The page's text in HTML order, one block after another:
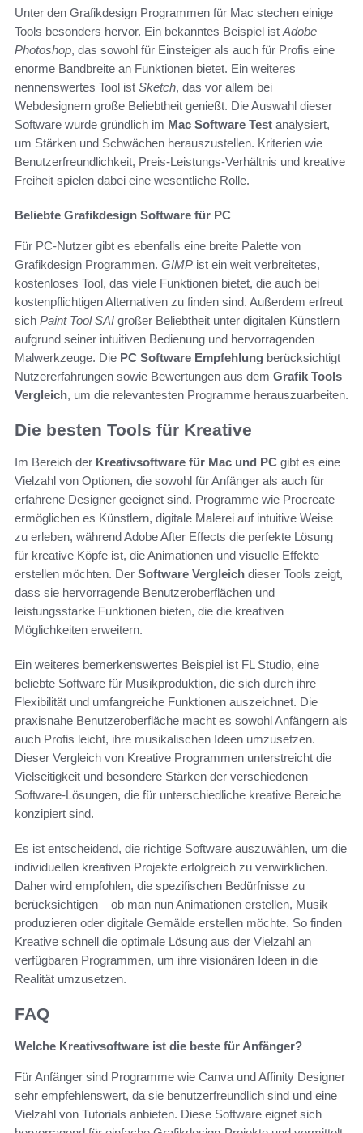
Unter den Grafikdesign Programmen für Mac stechen einige
Tools besonders hervor. Ein bekanntes Beispiel ist Adobe
Photoshop, das sowohl für Einsteiger als auch für Profis eine
enorme Bandbreite an Funktionen bietet. Ein weiteres
nennenswertes Tool ist Sketch, das vor allem bei
Webdesignern große Beliebtheit genießt. Die Auswahl dieser
Software wurde gründlich im Mac Software Test analysiert,
um Stärken und Schwächen herauszustellen. Kriterien wie
Benutzerfreundlichkeit, Preis-Leistungs-Verhältnis und kreative
Freiheit spielen dabei eine wesentliche Rolle.
Beliebte Grafikdesign Software für PC
Für PC-Nutzer gibt es ebenfalls eine breite Palette von
Grafikdesign Programmen. GIMP ist ein weit verbreitetes,
kostenloses Tool, das viele Funktionen bietet, die auch bei
kostenpflichtigen Alternativen zu finden sind. Außerdem erfreut
sich Paint Tool SAI großer Beliebtheit unter digitalen Künstlern
aufgrund seiner intuitiven Bedienung und hervorragenden
Malwerkzeuge. Die PC Software Empfehlung berücksichtigt
Nutzererfahrungen sowie Bewertungen aus dem Grafik Tools
Vergleich, um die relevantesten Programme herauszuarbeiten.
Die besten Tools für Kreative
Im Bereich der Kreativsoftware für Mac und PC gibt es eine
Vielzahl von Optionen, die sowohl für Anfänger als auch für
erfahrene Designer geeignet sind. Programme wie Procreate
ermöglichen es Künstlern, digitale Malerei auf intuitive Weise
zu erleben, während Adobe After Effects die perfekte Lösung
für kreative Köpfe ist, die Animationen und visuelle Effekte
erstellen möchten. Der Software Vergleich dieser Tools zeigt,
dass sie hervorragende Benutzeroberflächen und
leistungsstarke Funktionen bieten, die die kreativen
Möglichkeiten erweitern.
Ein weiteres bemerkenswertes Beispiel ist FL Studio, eine
beliebte Software für Musikproduktion, die sich durch ihre
Flexibilität und umfangreiche Funktionen auszeichnet. Die
praxisnahe Benutzeroberfläche macht es sowohl Anfängern als
auch Profis leicht, ihre musikalischen Ideen umzusetzen.
Dieser Vergleich von Kreative Programmen unterstreicht die
Vielseitigkeit und besondere Stärken der verschiedenen
Software-Lösungen, die für unterschiedliche kreative Bereiche
konzipiert sind.
Es ist entscheidend, die richtige Software auszuwählen, um die
individuellen kreativen Projekte erfolgreich zu verwirklichen.
Daher wird empfohlen, die spezifischen Bedürfnisse zu
berücksichtigen – ob man nun Animationen erstellen, Musik
produzieren oder digitale Gemälde erstellen möchte. So finden
Kreative schnell die optimale Lösung aus der Vielzahl an
verfügbaren Programmen, um ihre visionären Ideen in die
Realität umzusetzen.
FAQ
Welche Kreativsoftware ist die beste für Anfänger?
Für Anfänger sind Programme wie Canva und Affinity Designer
sehr empfehlenswert, da sie benutzerfreundlich sind und eine
Vielzahl von Tutorials anbieten. Diese Software eignet sich